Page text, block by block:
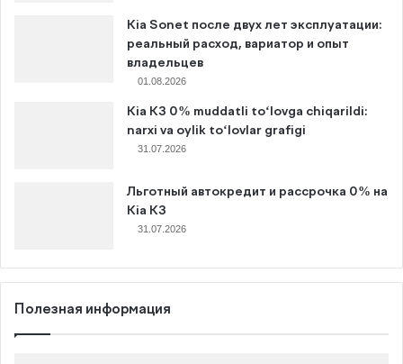
Kia Sonet после двух лет эксплуатации:
реальный расход, вариатор и опыт
владельцев
01.08.2026
Kia K3 0% muddatli to‘lovga chiqarildi:
narxi va oylik to‘lovlar grafigi
31.07.2026
Льготный автокредит и рассрочка 0% на
Kia K3
31.07.2026
Полезная информация